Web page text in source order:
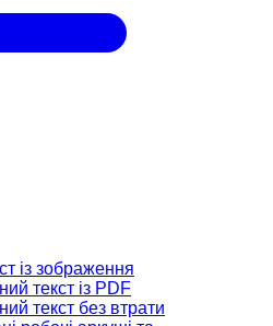
із зображення
текст із PDF
текст без втрати